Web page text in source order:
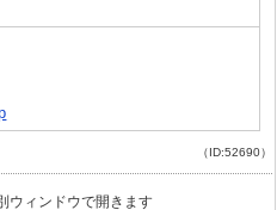
（ID:52690）
ウィンドウで開きます